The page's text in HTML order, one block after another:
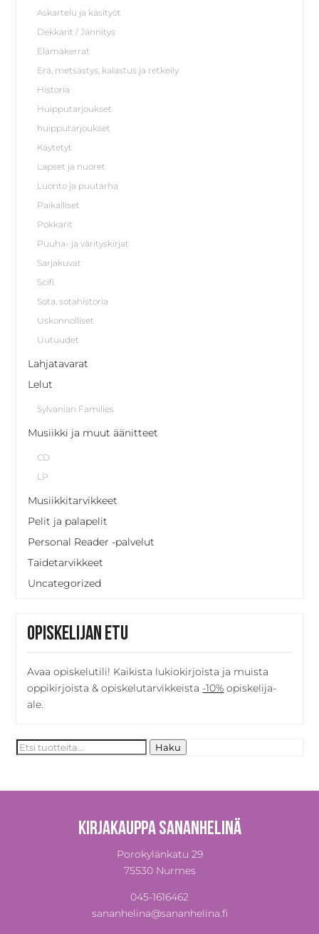
Askartelu ja käsityöt
Dekkarit / Jännitys
Elämäkerrat
Erä, metsästys, kalastus ja retkeily
Historia
Huipputarjoukset
huipputarjoukset
Käytetyt
Lapset ja nuoret
Luonto ja puutarha
Paikalliset
Pokkarit
Puuha- ja värityskirjat
Sarjakuvat
Scifi
Sota, sotahistoria
Uskonnolliset
Uutuudet
Lahjatavarat
Lelut
Sylvanian Families
Musiikki ja muut äänitteet
CD
LP
Musiikkitarvikkeet
Pelit ja palapelit
Personal Reader -palvelut
Taidetarvikkeet
Uncategorized
Opiskelijan etu
Avaa opiskelutili! Kaikista lukiokirjoista ja muista
oppikirjoista & opiskelutarvikkeista -10% opiskelija-
ale.
Etsi: Haku
Kirjakauppa Sananhelinä
Porokylänkatu 29
75530 Nurmes
045-1616462
sananhelina@sananhelina.fi